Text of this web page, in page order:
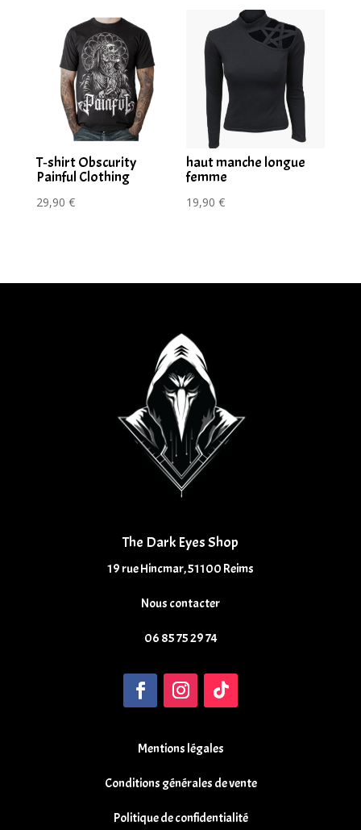
T‑shirt Obscurity
Painful Clothing
29,90 €
haut manche longue
femme
19,90€
The Dark Eyes Shop
19 rue Hincmar, 51100 Reims
Nous contacter
06 85 75 29 74
Mentions légales
Conditions générales de vente
Politique de confidentialité